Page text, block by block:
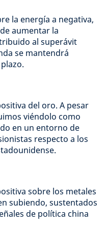
la energía a negativa,
aumentar la
al superávit
se mantendrá
del oro. A pesar
viéndolo como
en un entorno de
respecto a los
sobre los metales
subiendo, sustentados
de política china